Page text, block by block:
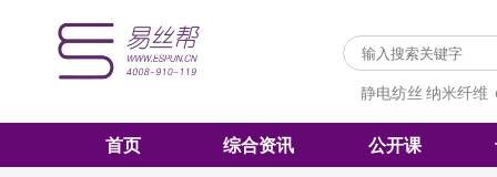
静电纺丝 纳米纤维
首页 综合资讯 公开课